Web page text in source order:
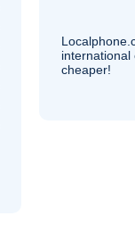
international
cheaper!